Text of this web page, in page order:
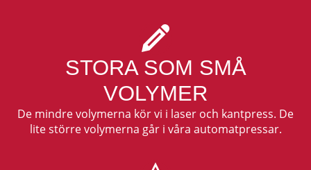
STORA SOM SMÅ
VOLYMER
De mindre volymerna kör vi i laser och kantpress. De
lite större volymerna går i våra automatpressar.